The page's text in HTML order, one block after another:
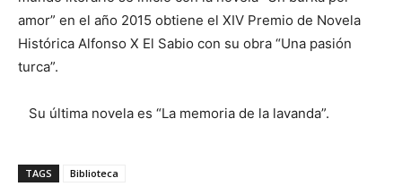
amor” en el año 2015 obtiene el XIV Premio de Novela
Histórica Alfonso X El Sabio con su obra “Una pasión
turca”.
Su última novela es “La memoria de la lavanda”.
TAGS Biblioteca